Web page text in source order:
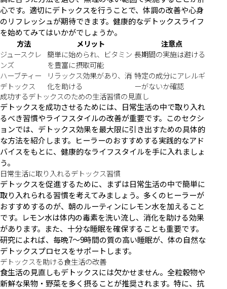
心です。適切にデトックスを行うことで、体調の改善や心身
のリフレッシュが期待できます。健康的なデトックスライフ
を始めてみてはいかがでしょうか。
方法
メリット
注意点
ジュースクレ
ンズ
簡単に始められ、ビタミン
を豊富に摂取可能
長期間の実施は避ける
ハーブティー
デトックス
リラックス効果があり、消
化を助ける
特定の成分にアレルギ
ーがないか確認
成功するデトックスのための生活習慣の見直し
デトックスを成功させるためには、日常生活の中で取り入れ
るべき習慣やライフスタイルの改善が重要です。このセクシ
ョンでは、デトックス効果を最大限に引き出すための具体的
な方法を紹介します。ヒーラーのおすすめする実践的なアド
バイスをもとに、健康的なライフスタイルを手に入れましょ
う。
日常生活に取り入れるデトックス習慣
デトックスを促進するために、まずは日常生活の中で簡単に
取り入れられる習慣を考えてみましょう。多くのヒーラーが
おすすめするのが、朝のルーティンにレモン水を加えること
です。レモン水は体内の毒素を洗い流し、消化を助ける効果
があります。また、十分な睡眠を確保することも重要です。
研究によれば、毎晩7〜9時間の質の高い睡眠が、体の自然な
デトックスプロセスをサポートします。
デトックスを助ける食生活の改善
食生活の見直しもデトックスには欠かせません。全粒穀物や
新鮮な果物・野菜を多く摂ることが推奨されます。特に、抗